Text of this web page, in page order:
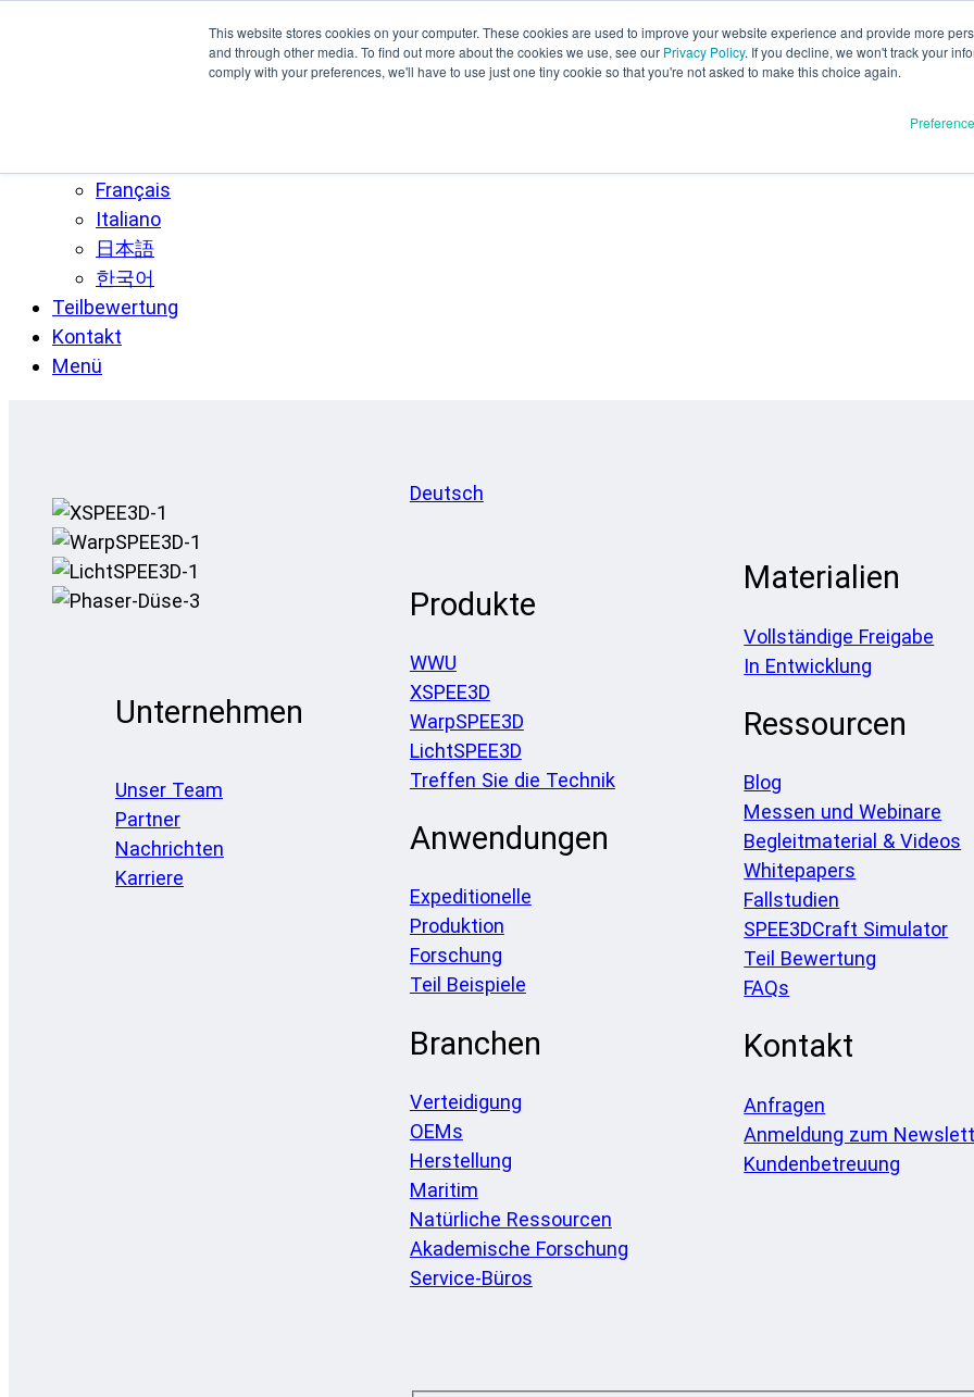
This website stores cookies on your computer. These cookies are used to improve your website experience and provide more
and through other media. To find out more about the cookies we use, see our Privacy Policy. If you decline, we won't track your
comply with your preferences, we'll have to use just one tiny cookie so that you're not asked to make this choice again.
Zum Hauptinhalt springen
Français
Italiano
日本語
한국어
Teilbewertung
Kontakt
Menü
Unternehmen
Unser Team
Partner
Nachrichten
Karriere
Deutsch
Produkte
WWU
XSPEE3D
WarpSPEE3D
LichtSPEE3D
Treffen Sie die Technik
Anwendungen
Expeditionelle
Produktion
Forschung
Teil Beispiele
Branchen
Verteidigung
OEMs
Herstellung
Maritim
Natürliche Ressourcen
Akademische Forschung
Service-Büros
Materialien
Vollständige Freigabe
In Entwicklung
Ressourcen
Blog
Messen und Webinare
Begleitmaterial & Videos
Whitepapers
Fallstudien
SPEE3DCraft Simulator
Teil Bewertung
FAQs
Kontakt
Anfragen
Anmeldung zum
Kundenbetreuung